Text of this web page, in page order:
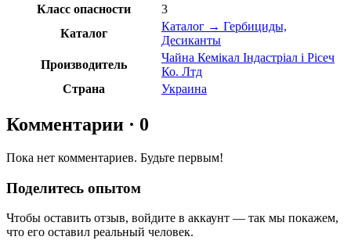
Класс опасности
3
Каталог
Каталог → Гербициды,
Десиканты
Производитель
Чайна Кемікал Індастріал і Рісеч
Ко. Лтд
Страна
Украина
Комментарии · 0
Пока нет комментариев. Будьте первым!
Поделитесь опытом
Чтобы оставить отзыв, войдите в аккаунт — так мы покажем,
что его оставил реальный человек.